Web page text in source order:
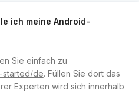
ich meine Android-
Sie einfach zu
started/de. Füllen Sie dort das
Experten wird sich innerhalb